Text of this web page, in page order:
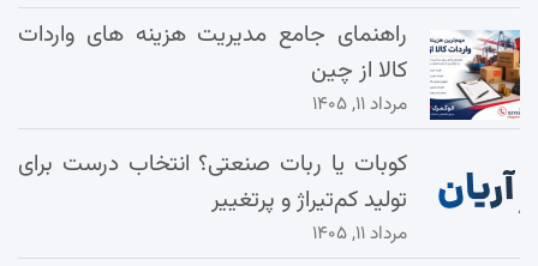
راهنمای جامع مدیریت هزینه‌ های واردات
کالا از چین
مرداد ۱۱, ۱۴۰۵
کوبات یا ربات صنعتی؟ انتخاب درست برای
تولید کم‌تیراژ و پرتغییر
مرداد ۱۱, ۱۴۰۵